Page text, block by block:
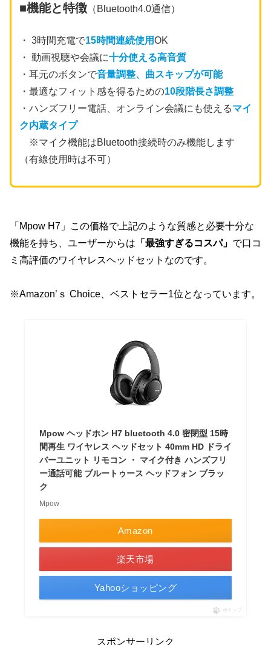
■機能と特徴（Bluetooth4.0通信）
・ 3時間充電で15時間連続使用OK
・ 動画視聴や会議に十分使える高音質
・耳元のボタンで音量調整、曲スキップが可能
・最適なフィット感を得るための10段階長さ調整
・ハンズフリー電話、オンライン会議にも使えるマイ
ク内蔵タイプ
※マイク機能はBluetooth接続時のみ機能します
（有線使用時は不可）
「Mpow H7」この価格で上記のような質感と必要十分な
機能を持ち、ユーザーからは 「最強すぎるコスパ」 で口コ
ミ高評価のワイヤレスヘッドセットなのです。
※Amazon’ｓ Choice、ベストセラー1位となっています。
Mpow ヘッドホン H7 bluetooth 4.0 密閉型 15時
間再生 ワイヤレス ヘッドセット 40mm HD ドライ
バーユニット リモコン ・ マイク付き ハンズフリ
ー通話可能 ブルートゥース ヘッドフォン ブラッ
ク
Mpow
Amazon
楽天市場
Yahooショッピング
ポチップ
スポンサーリンク